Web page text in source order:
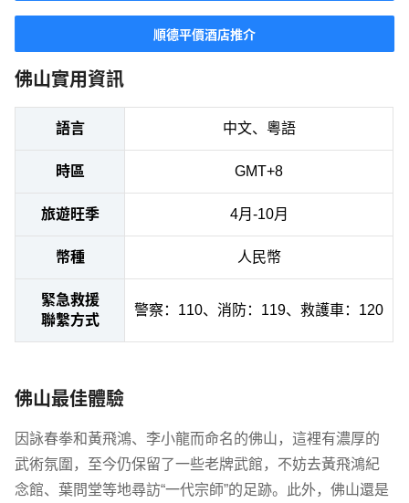
順德平價酒店推介
佛山實用資訊
語言 中文、粵語
時區 GMT+8
旅遊旺季 4月-10月
幣種 人民幣
緊急救援
聯繫方式
警察：110、消防：119、救護車：120
佛山最佳體驗
因詠春拳和黃飛鴻、李小龍而命名的佛山，這裡有濃厚的
武術氛圍，至今仍保留了一些老牌武館，不妨去黃飛鴻紀
念館、葉問堂等地尋訪“一代宗師”的足跡。此外，佛山還是